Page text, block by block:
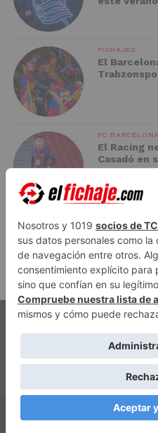
FICHAJES
El
FC BARCELONA
El Racing
Casadó en
AVISO LEGAL
CONTACTO
POLÍTICA
ACCESO
Copyright © 2026 El Fichaje.